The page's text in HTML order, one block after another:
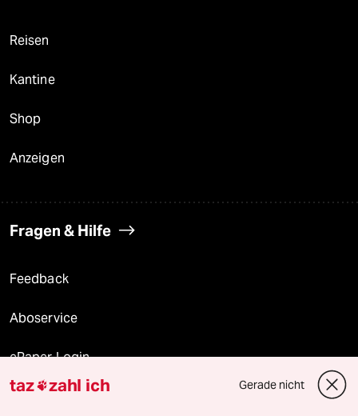
Reisen
Kantine
Shop
Anzeigen
Fragen & Hilfe
Feedback
Aboservice
ePaper Login
Downloads für Abonnierende
taz zahl ich Gerade nicht